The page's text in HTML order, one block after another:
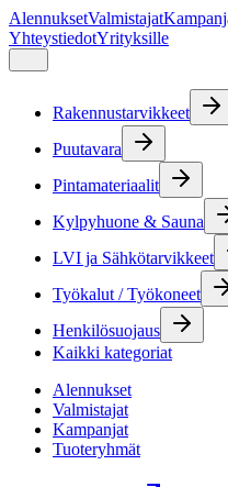
AlennuksetValmistajat
YhteystiedotYrityksille
Rakennustarvikkeet
Puutavara
Pintamateriaalit
Kylpyhuone & Sauna
LVI ja Sähkötarvikkeet
Työkalut / Työkoneet
Henkilösuojaus
Kaikki kategoriat
Alennukset
Valmistajat
Kampanjat
Tuoteryhmät